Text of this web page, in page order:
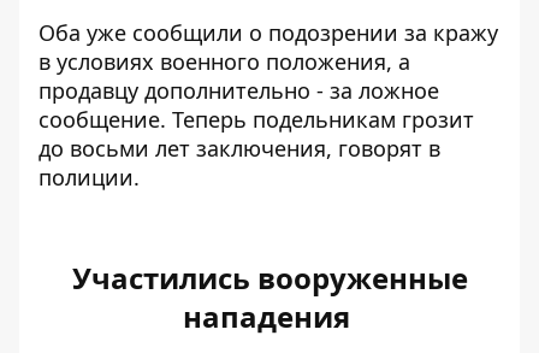
Оба уже сообщили о подозрении за кражу
в условиях военного положения, а
продавцу дополнительно - за ложное
сообщение. Теперь подельникам грозит
до восьми лет заключения, говорят в
полиции.
Участились вооруженные
нападения